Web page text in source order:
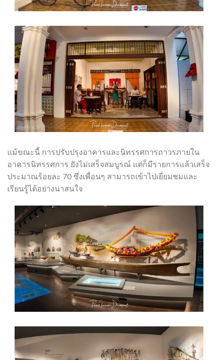
แม้ขณะนี้ การปรับปรุงอาคารและนิทรรศการถาวรภายใน
อาคารนิทรรศการ ยังไม่เสร็จสมบูรณ์ แต่ก็มีรายการแล้วเสร็จ
ประมาณร้อยละ 70 ซึ่งเพื่อนๆ สามารถเข้าไปเยี่ยมชมและ
เรียนรู้ได้อย่างน่าสนใจ